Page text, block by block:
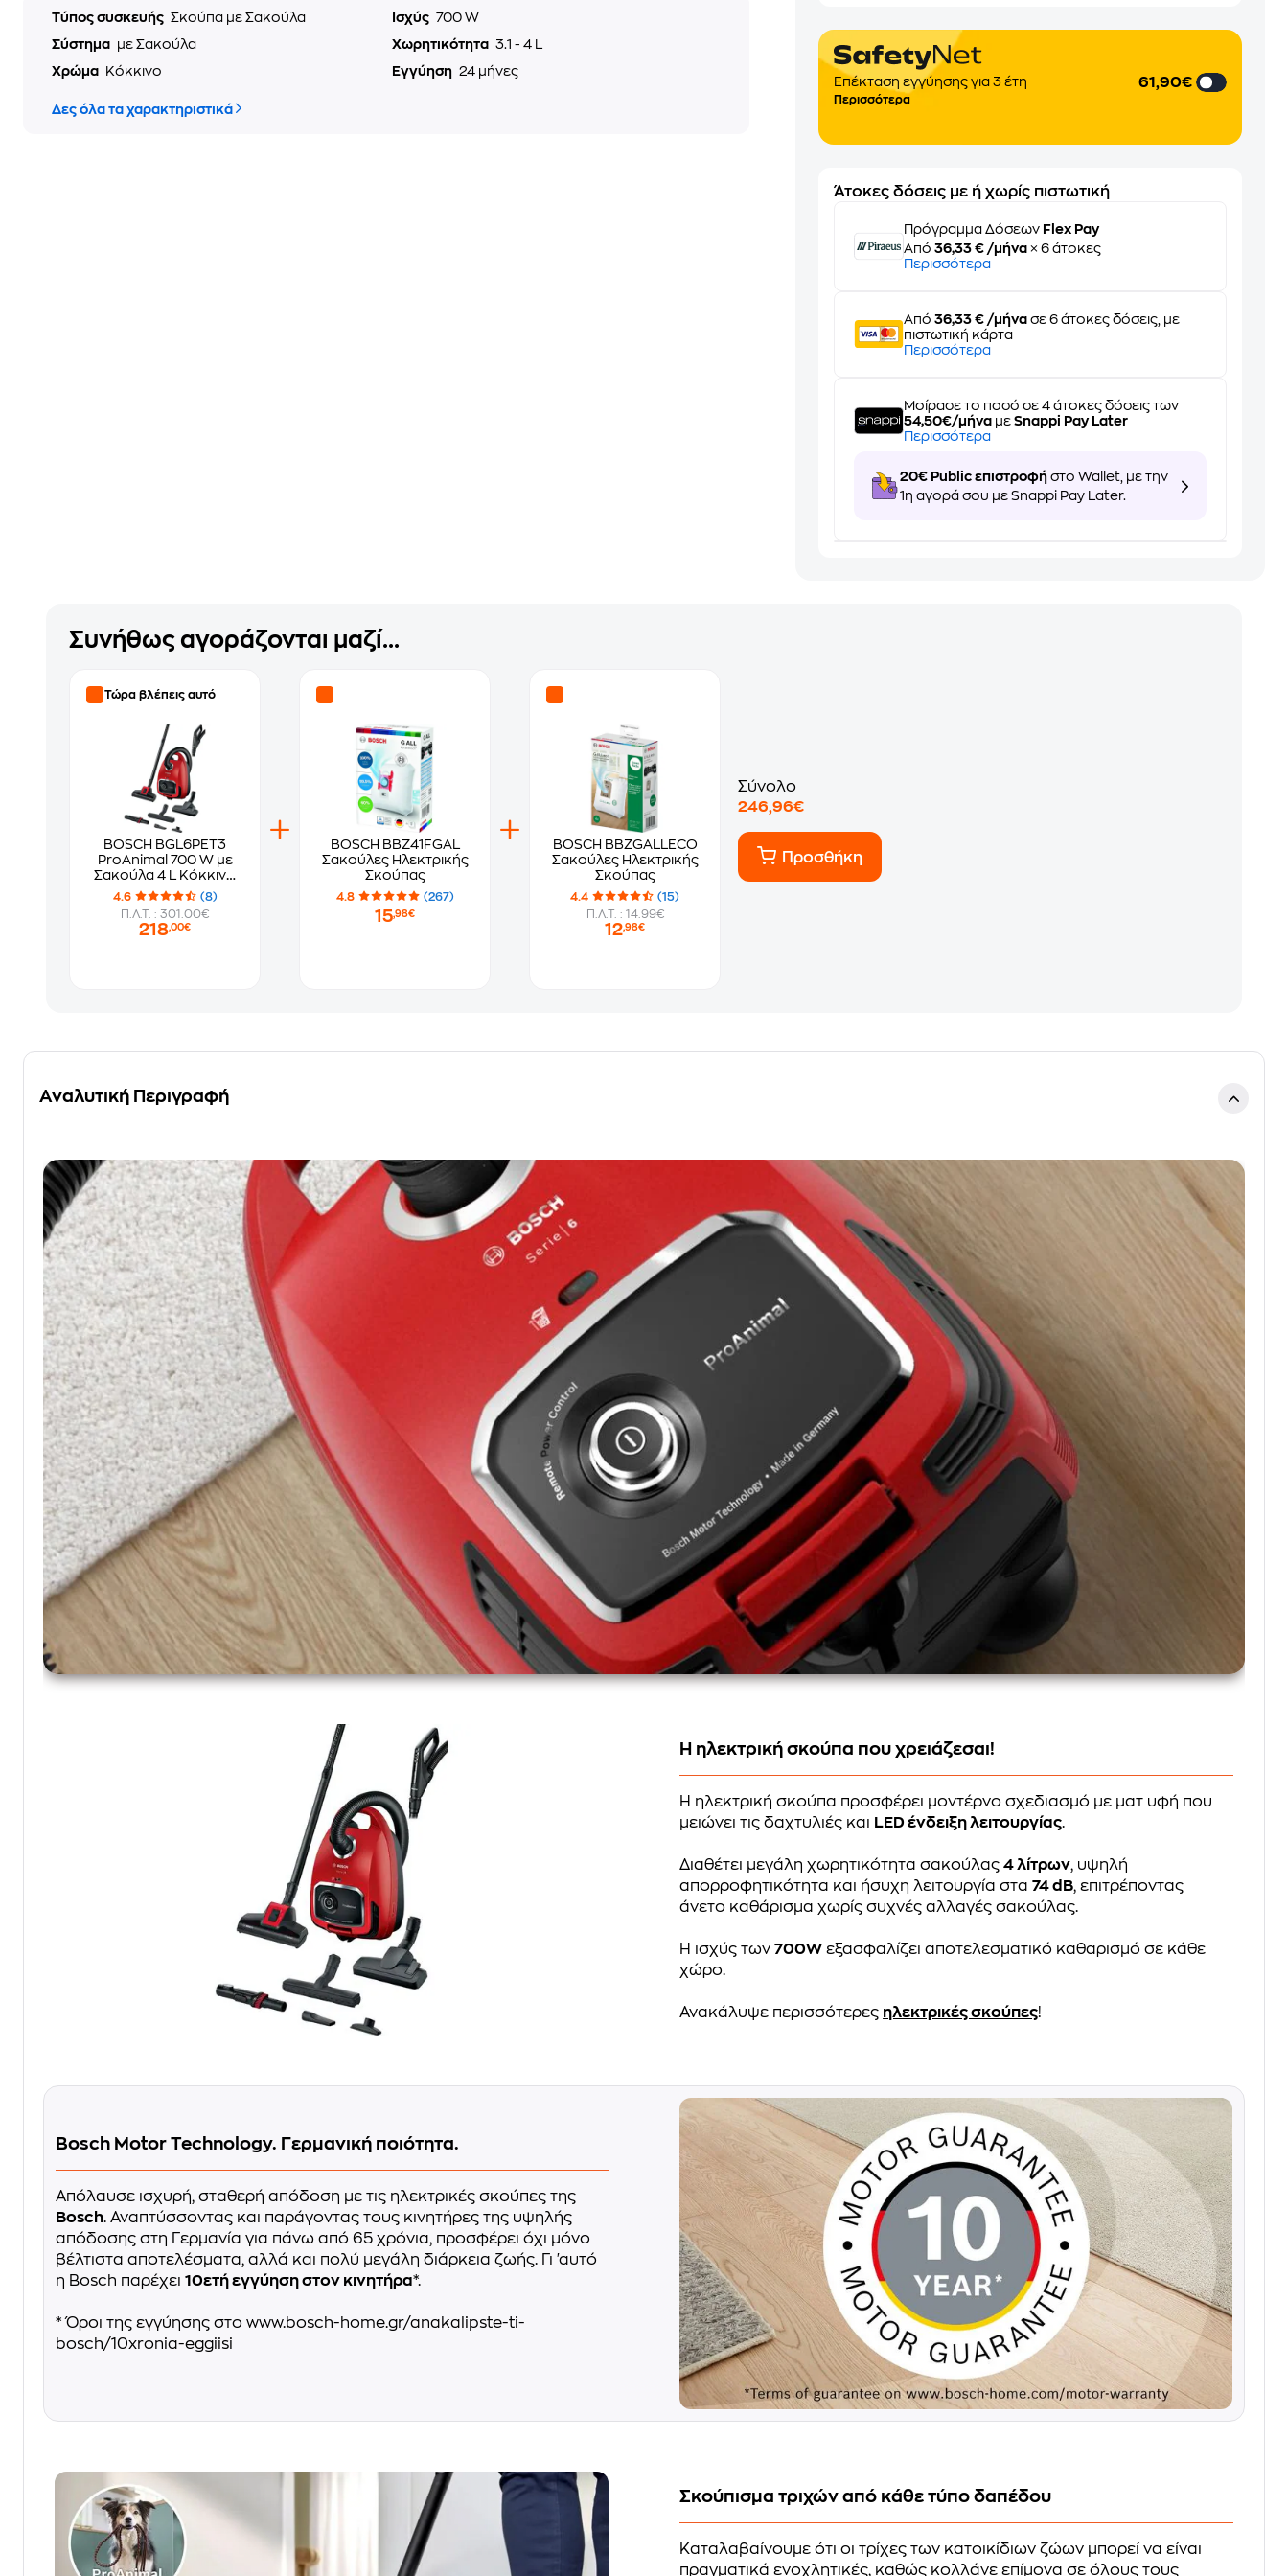
Τύπος συσκευής Σκούπα με Σακούλα Ισχύς 700 W
Σύστημα με Σακούλα Χωρητικότητα 3.1 - 4 L
Χρώμα
Κόκκινο Εγγύηση 24 μήνες
Δες όλα τα χαρακτηριστικά
Επέκταση εγγύησης για 3 έτη
Περισσότερα
61,90€
Άτοκες δόσεις με ή χωρίς πιστωτική
Πρόγραμμα Δόσεων Flex Pay
Από36,33 € /μήνα × 6 άτοκες
Περισσότερα
Από36,33 € /μήνα σε 6 άτοκες δόσεις, με
πιστωτική κάρτα
Περισσότερα
Μοίρασε το ποσό σε 4 άτοκες δόσεις των
54,50€/μήνα μεSnappi Pay Later
Περισσότερα
20€ Public επιστροφή στο Wallet, με την
1η αγορά σου με Snappi Pay Later.
Συνήθως αγοράζονται μαζί...
Τώρα βλέπεις αυτό
BOSCH BGL6PET3
ProAnimal 700 W με
Σακούλα 4 L Κόκκινο
Ηλεκτρική Σκούπα
4.6
(8)
Π.Λ.Τ. : 301.00€
218,00€
BOSCH BBZ41FGAL
Σακούλες Ηλεκτρικής
Σκούπας
4.8 (267)
15,98€
BOSCH BBZGALLECO
Σακούλες Ηλεκτρικής
Σκούπας
4.4
(15)
Π.Λ.Τ. : 14.99€
12,98€
Σύνολο
246,96€
Προσθήκη
Αναλυτική Περιγραφή
Η ηλεκτρική σκούπα που χρειάζεσαι!
Η ηλεκτρική σκούπα προσφέρει μοντέρνο σχεδιασμό με ματ υφή που
μειώνει τις δαχτυλιές και LED ένδειξη λειτουργίας.
Διαθέτει μεγάλη χωρητικότητα σακούλας4 λίτρων, υψηλή
απορροφητικότητα και ήσυχη λειτουργία στα74 dB, επιτρέποντας
άνετο καθάρισμα χωρίς συχνές αλλαγές σακούλας.
Η ισχύς των700W εξασφαλίζει αποτελεσματικό καθαρισμό σε κάθε
χώρο.
Ανακάλυψε περισσότερες ηλεκτρικές σκούπες!
Bosch Motor Technology. Γερμανική ποιότητα.
Απόλαυσε ισχυρή, σταθερή απόδοση με τις ηλεκτρικές σκούπες της
Bosch. Αναπτύσσοντας και παράγοντας τους κινητήρες της υψηλής
απόδοσης στη Γερμανία για πάνω από 65 χρόνια, προσφέρει όχι μόνο
βέλτιστα αποτελέσματα, αλλά και πολύ μεγάλη διάρκεια ζωής. Γι 'αυτό
η Bosch παρέχει 10ετή εγγύηση στον κινητήρα*.
* Όροι της εγγύησης στο www.bosch-home.gr/anakalipste-ti-
bosch/10xronia-eggiisi
Σκούπισμα τριχών από κάθε τύπο δαπέδου
Καταλαβαίνουμε ότι οι τρίχες των κατοικίδιων ζώων μπορεί να είναι
πραγματικά ενοχλητικές, καθώς κολλάνε επίμονα σε όλους τους